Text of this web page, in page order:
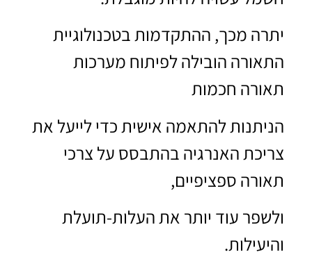
יתרה מכך, ההתקדמות בטכנולוגיית
התאורה הובילה לפיתוח מערכות
תאורה חכמות
הניתנות להתאמה אישית כדי לייעל את
צריכת האנרגיה בהתבסס על צרכי
תאורה ספציפיים,
ולשפר עוד יותר את העלות-תועלת
והיעילות.